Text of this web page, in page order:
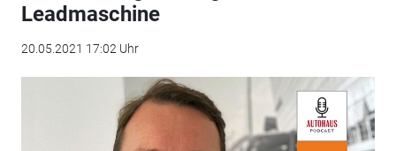
Leadmaschine
20.05.2021 17:02 Uhr